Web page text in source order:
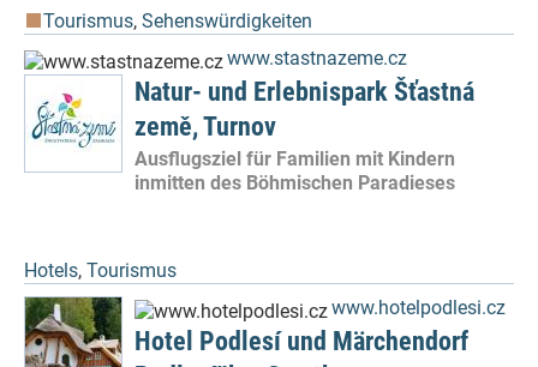
Tourismus, Sehenswürdigkeiten
www.stastnazeme.cz
Natur- und Erlebnispark Šťastná
země, Turnov
Ausflugsziel für Familien mit Kindern
inmitten des Böhmischen Paradieses
Hotels, Tourismus
www.hotelpodlesi.cz
Hotel Podlesí und Märchendorf